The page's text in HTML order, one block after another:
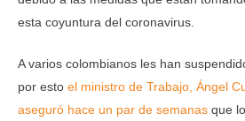
esta coyuntura del coronavirus.
A varios colombianos les han
por esto el ministro de Trabajo, Ángel
aseguró hace un par de semanas que